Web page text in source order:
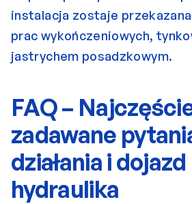
instalacja zostaje
prac wykończeniowych,
jastrychem posadzkowym.
FAQ –
zadawane
działania i dojazd
hydraulika